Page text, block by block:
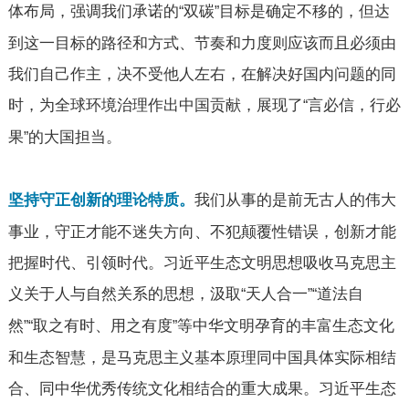
体布局，强调我们承诺的“双碳”目标是确定不移的，但达
到这一目标的路径和方式、节奏和力度则应该而且必须由
我们自己作主，决不受他人左右，在解决好国内问题的同
时，为全球环境治理作出中国贡献，展现了“言必信，行必
果”的大国担当。
坚持守正创新的理论特质。 我们从事的是前无古人的伟大
事业，守正才能不迷失方向、不犯颠覆性错误，创新才能
把握时代、引领时代。习近平生态文明思想吸收马克思主
义关于人与自然关系的思想，汲取“天人合一”“道法自
然”“取之有时、用之有度”等中华文明孕育的丰富生态文化
和生态智慧，是马克思主义基本原理同中国具体实际相结
合、同中华优秀传统文化相结合的重大成果。习近平生态